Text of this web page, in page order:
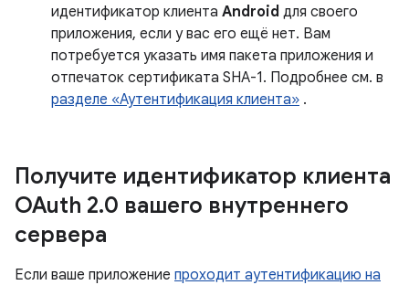
идентификатор клиента Android для своего
приложения, если у вас его ещё нет. Вам
потребуется указать имя пакета приложения и
отпечаток сертификата SHA-1. Подробнее см. в
разделе «Аутентификация клиента» .
Получите идентификатор клиента
OAuth 2.0 вашего внутреннего
сервера
Если ваше приложение проходит аутентификацию на